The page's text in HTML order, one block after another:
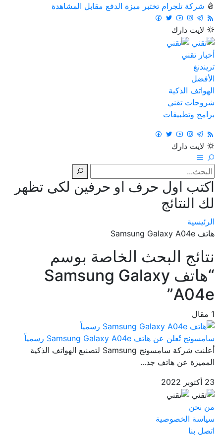
شركة تلجرام تختبر ميزة الدفع مقابل المشاهدة
لايت دارك
أخبار تقني
تريندنغ
الأفضل
الهواتف الذكية
شروحات تقني
برامج وتطبيقات
لايت دارك
اكتب اول حرف او حرفين لكى تظهر
لك النتائج
الرئيسية
هاتف Samsung Galaxy A04e
نتائج البحث الخاصة بوسم
“هاتف Samsung Galaxy
A04e”
1 مقال
سامسونج تُعلن عن هاتف Samsung Galaxy A04e رسمياً
أعلنت شركة سامسونج Samsung لتصنيع الهواتف الذكية
المميزة عن هاتف جد...
23 أكتوبر 2022
من نحن
سياسة الخصوصية
اتصل بنا